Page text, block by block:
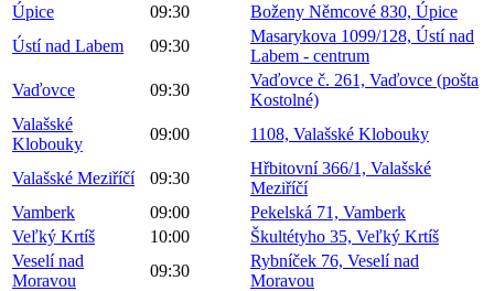
Úpice
09:30
Boženy Němcové 830, Úpice
Ústí nad Labem
09:30
Masarykova 1099/128, Ústí nad
Labem - centrum
Vaďovce
09:30
Vaďovce č. 261, Vaďovce (pošta
Kostolné)
Valašské
Klobouky
09:00 1108, Valašské Klobouky
Valašské Meziříčí 09:30
Hřbitovní 366/1, Valašské
Meziříčí
Vamberk
09:00
Pekelská 71, Vamberk
Veľký Krtíš
10:00
Škultétyho 35, Veľký Krtíš
Veselí nad
Moravou
09:30
Rybníček 76, Veselí nad
Moravou